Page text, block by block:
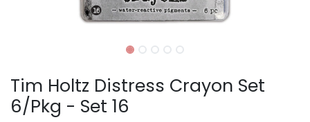
Tim Holtz Distress Crayon Set
6/Pkg - Set 16